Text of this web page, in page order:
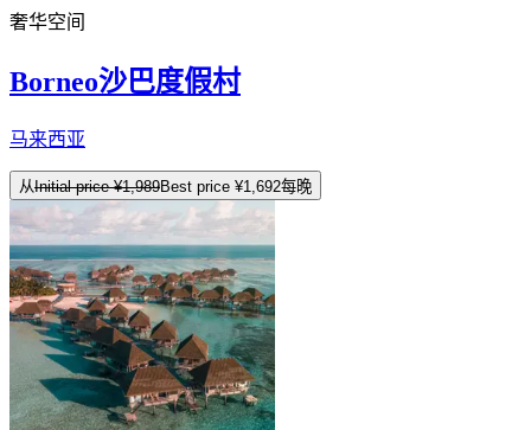
奢华空间
Borneo沙巴度假村
马来西亚
从Initial price ¥1,989Best price ¥1,692每晚